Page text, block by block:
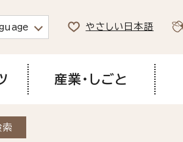
やさしい日本語
産業・しごと